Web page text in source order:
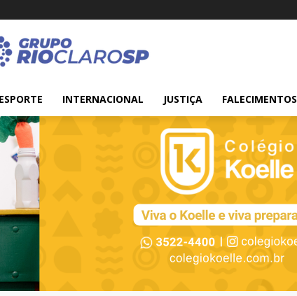
ESPORTE INTERNACIONAL JUSTIÇA FALECIMENTOS